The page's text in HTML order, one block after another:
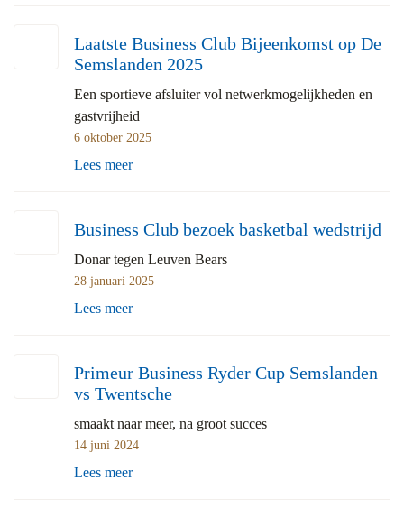
Laatste Business Club Bijeenkomst op De
Semslanden 2025
Een sportieve afsluiter vol netwerkmogelijkheden en
gastvrijheid
6 oktober 2025
Lees meer
Business Club bezoek basketbal wedstrijd
Donar tegen Leuven Bears
28 januari 2025
Lees meer
Primeur Business Ryder Cup Semslanden
vs Twentsche
smaakt naar meer, na groot succes
14 juni 2024
Lees meer